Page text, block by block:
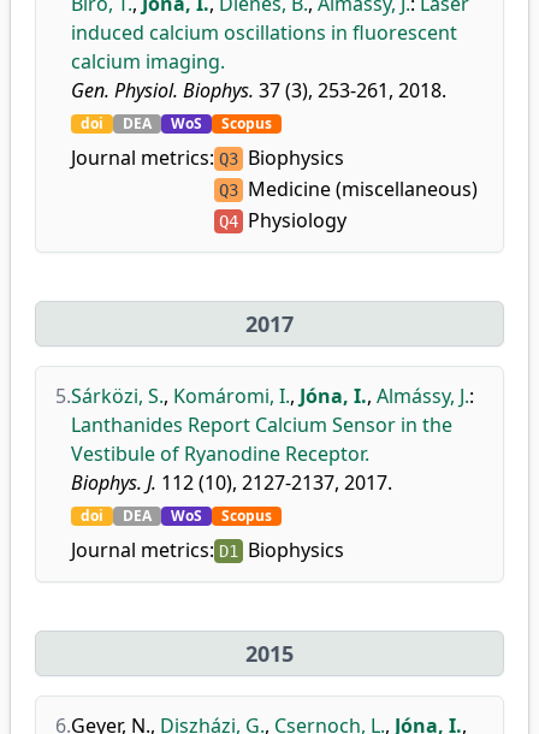
induced calcium oscillations in fluorescent
calcium imaging.
Gen. Physiol. Biophys. 37 (3), 253-261, 2018.
doi DEA WoS Scopus
Journal metrics: Q3 Biophysics
Q3 Medicine (miscellaneous)
Q4 Physiology
2017
5.Sárközi, S., Komáromi, I., Jóna, I., Almássy, J.:
Lanthanides Report Calcium Sensor in the
Vestibule of Ryanodine Receptor.
Biophys. J. 112 (10), 2127-2137, 2017.
doi DEA WoS Scopus
Journal metrics: D1 Biophysics
2015
6.Geyer, N., Diszházi, G., Csernoch, L., Jóna, I.,